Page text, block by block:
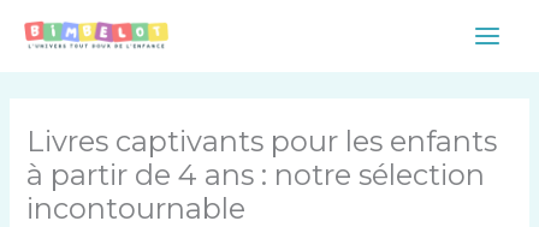
Main
Livres captivants pour les enfants
à partir de 4 ans : notre sélection
incontournable